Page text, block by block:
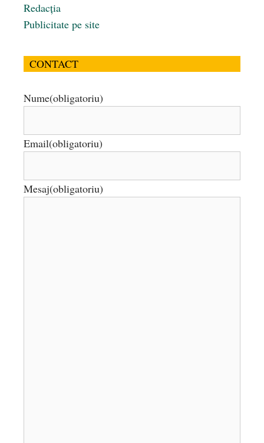
Redacția
Publicitate pe site
CONTACT
Nume(obligatoriu)
Email(obligatoriu)
Mesaj(obligatoriu)